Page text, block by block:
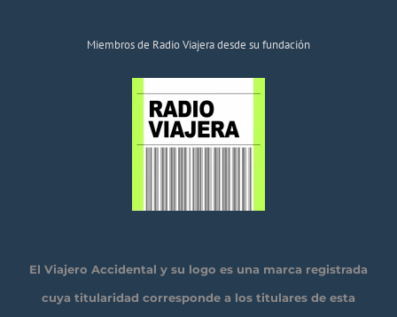
Miembros de Radio Viajera desde su fundación
El Viajero Accidental y su logo es una marca registrada
cuya titularidad corresponde a los titulares de esta